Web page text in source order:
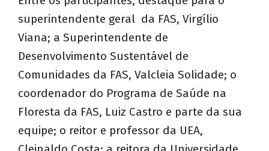
superintendente geral da FAS, Virgílio
Viana; a Superintendente de
Desenvolvimento Sustentável de
Comunidades da FAS, Valcleia Solidade; o
coordenador do Programa de Saúde na
Floresta da FAS, Luiz Castro e parte da sua
equipe; o reitor e professor da UEA,